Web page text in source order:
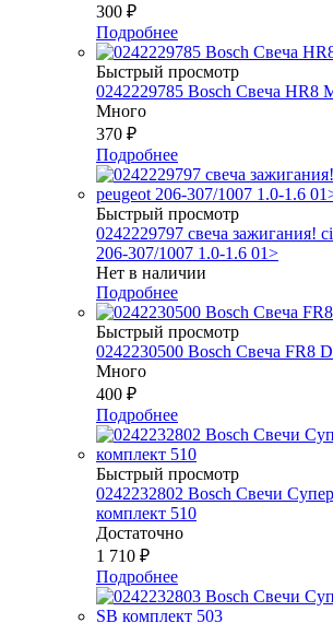
300 ₽
Подробнее
Быстрый просмотр
0242229785 Bosch Свеча HR8
Много
370 ₽
Подробнее
Быстрый просмотр
0242229797 свеча зажигания!
206-307/1007 1.0-1.6 01>
Нет в наличии
Подробнее
Быстрый просмотр
0242230500 Bosch Свеча FR8
Много
400 ₽
Подробнее
Быстрый просмотр
0242232802 Bosch Свечи
комплект 510
Достаточно
1 710 ₽
Подробнее